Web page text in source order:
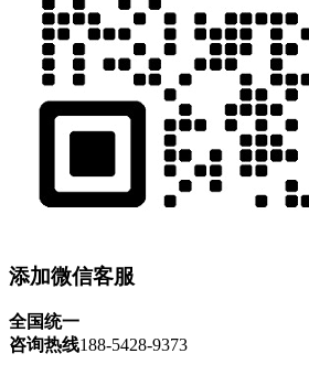
添加微信客服
全国统一
咨询热线188-5428-9373